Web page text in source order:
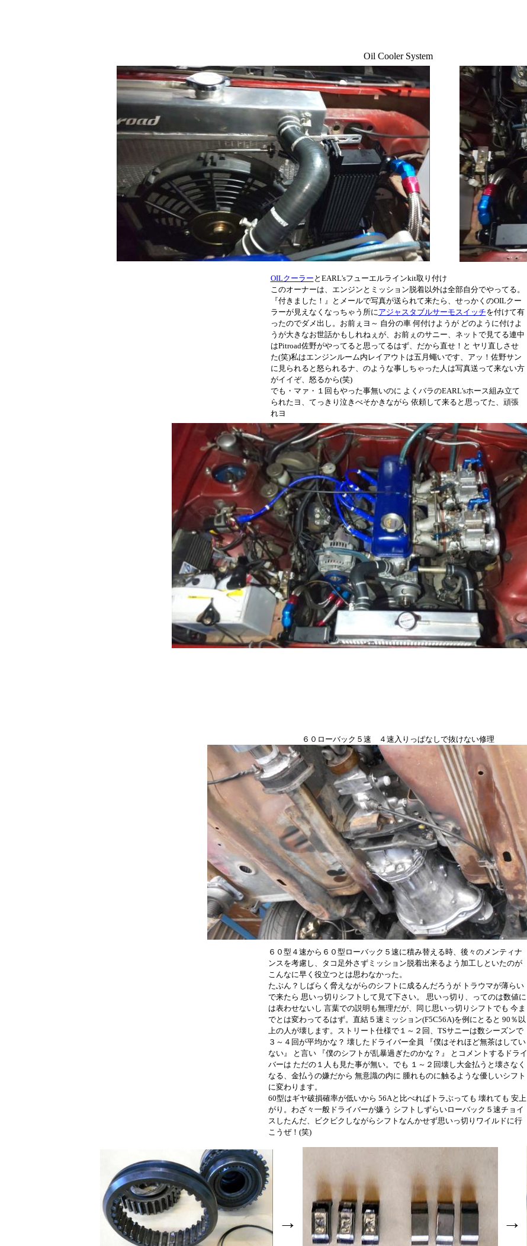
Oil Cooler System
OILクーラー とEARL'sフューエルラインkit取り付け
このオーナーは、エンジンとミッション脱着以外は全部自分でやってる。
『付きました！』とメールで写真が送られて来たら、せっかくのOILクー
ラーが見えなくなっちゃう所にアジャスタブルサーモスイッチを付けて有
ったのでダメ出し。お前ぇヨ～ 自分の車 何付けようが どのように付けよ
うが大きなお世話かもしれねぇが、お前ぇのサニー、ネットで見てる連中
はPitroad佐野がやってると思ってるはず、だから直せ！と ヤリ直しさせ
た(笑)私はエンジンルーム内レイアウトは五月蠅いです、アッ！佐野サン
に見られると怒られるナ、のような事しちゃった人は写真送って来ない方
がイイぞ、怒るから(笑)
でも・マァ・１回もやった事無いのに よくバラのEARL'sホース組み立て
られたヨ、てっきり泣きべそかきながら 依頼して来ると思ってた、頑張
れヨ
６０ローバック５速 ４速入りっぱなしで抜けない修理
６０型４速から６０型ローバック５速に積み替える時、後々のメンティナ
ンスを考慮し、タコ足外さずミッション脱着出来るよう加工しといたのが
こんなに早く役立つとは思わなかった。
たぶん？しばらく脅えながらのシフトに成るんだろうが トラウマが薄らい
で来たら 思いっ切りシフトして見て下さい。
思いっ切り、ってのは数値に
は表わせないし 言葉での説明も無理だが、同じ思いっ切りシフトでも 今ま
でとは変わってるはず。直結５速ミッション(F5C56A)を例にとると 90％以
上の人が壊します。ストリート仕様で１～２回、TSサニーは数シーズンで
３～４回が平均かな？ 壊したドライバー全員 『僕はそれほど無茶はしてい
ない』 と言い 『僕のシフトが乱暴過ぎたのかな？』 とコメントするドライ
バーは ただの１人も見た事が無い。でも １～２回壊し大金払うと壊さなく
なる、金払うの嫌だから 無意識の内に 腫れものに触るような優しいシフト
に変わります。
60型はギヤ破損確率が低いから 56Aと比べればトラぶっても 壊れても 安上
がり。わざ々一般ドライバーが嫌う シフトしずらいローバック５速チョイ
スしたんだ、ビクビクしながらシフトなんかせず思いっ切りワイルドに行
こうぜ！(笑)
→ →